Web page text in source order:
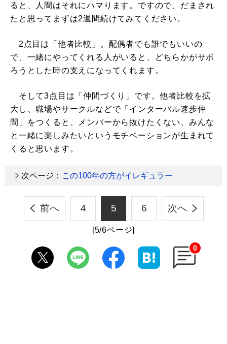
ると、人間はそれにハマります。ですので、だまされ
たと思ってまずは2週間続けてみてください。
2点目は「他者比較」。配偶者でも誰でもいいの
で、一緒にやってくれる人がいると、どちらかがサボ
ろうとした時の支えになってくれます。
そして3点目は「仲間づくり」です。他者比較を拡
大し、職場やサークルなどで「インターバル速歩仲
間」をつくると、メンバーから抜けたくない、みんな
と一緒に楽しみたいというモチベーションが生まれて
くると思います。
次ページ： この100年の方がイレギュラー
前へ 4 5 6 次へ
[5/6ページ]
0